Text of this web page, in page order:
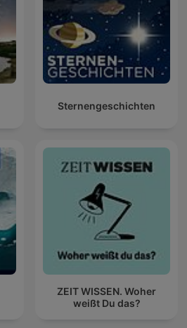
Sternengeschichten
ZEIT WISSEN. Woher
weißt Du das?